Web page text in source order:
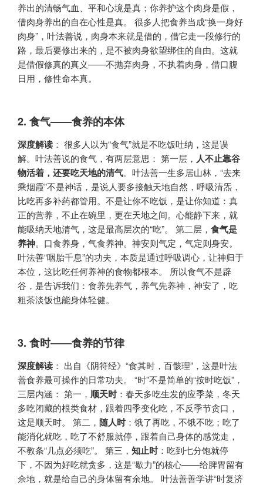
养出的清畅气血、平和心境是真；你养护这个肉身是假，
借肉身养出的自在心性是真。 很多人把食养当成“换一身好
肉身”，叶法善说，肉身本来就是借的，借它走一段修行的
路，最后要修出来的，是不被肉身欲望绑住的自由。这就
是借假修真的真义——不抛弃肉身，不执着肉身，借口腹
日用，修性命本真。
2. 食气——食养的本体
深度解读 ​： 很多人以为“食气”就是不吃饭吐纳，这是误
解。叶法善说的食气，有两层意思： 第一层，​ 人不止靠谷
物活着，还要吃天地的清气​。叶法善一生多居山林，“去来
乘烟霞”不是神话，是说人要多接触天地自然，呼吸清炁，
比吃再多补药都管用。不是让你不吃饭，是让你知道：真
正的营养，不止在碗里，更在天地之间。心能静下来，就
能吸纳天地清气，这是最高层次的“吃”。 第二层，​ 食气是
养神​。口食养身，气食养神。神安则气定，气定则身安。
叶法善“咽胎千息”的功夫，本质是通过呼吸调心，让神归于
本位，这比吃任何养神的食物都根本。 所以食气不是辟
谷，是告诉我们：食养先养气，养气先养神，神安了，吃
粗茶淡饭也能身体轻健。
3. 食时——食养的节律
深度解读 ​： 出自《阴符经》“食其时，百骸理”，这是叶法
善食养最可操作的日常功夫。 “时”不是简单的“按时吃饭”，
三层内涵： 第一，​ 顺天时​：春天多吃生发的应季菜，冬天
多吃闭藏的根类食材，跟着四季变化吃，不反季节贪口，
这是顺天时。 第二，​ 随人时​：饿了再吃，不饿不吃；吃了
能消化就吃，吃了不舒服就停，跟着自己身体的感觉走，
不教条“几点必须吃”。 第三，​ 知止时​：吃到七分饱就停
下，不因为好吃就贪多，这是“歇力”的核心——给脾胃留有
余地，就是给自己的身体留有余地。 叶法善善学讲“时复济